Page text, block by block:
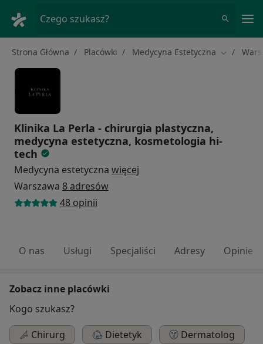
Czego szukasz?
Strona Główna Placówki Medycyna Estetyczna Zmień
Klinika La Perla - chirurgia plastyczna,
medycyna estetyczna, kosmetologia hi-
tech
Medycyna estetyczna więcej
Warszawa 8 adresów
48 opinii
O nas Usługi Specjaliści Adresy Opinie
Zobacz inne placówki
Kogo szukasz?
Chirurg
Dietetyk
Dermatolog